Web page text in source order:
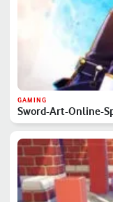
GAMING
Sword-Art-Online-